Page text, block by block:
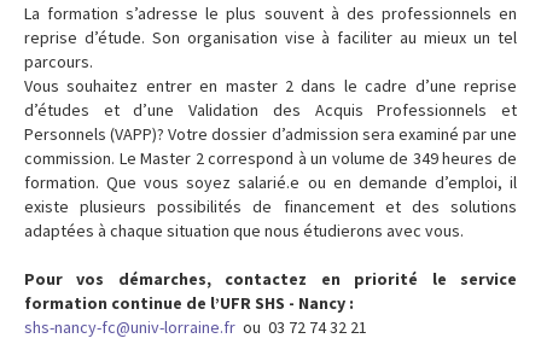
La formation s’adresse le plus souvent à des professionnels en
reprise d’étude. Son organisation vise à faciliter au mieux un tel
parcours.
Vous souhaitez entrer en master 2 dans le cadre d’une reprise
d’études et d’une Validation des Acquis Professionnels et
Personnels (VAPP)? Votre dossier d’admission sera examiné par une
commission. Le Master 2 correspond à un volume de 349 heures de
formation. Que vous soyez salarié.e ou en demande d’emploi, il
existe plusieurs possibilités de financement et des solutions
adaptées à chaque situation que nous étudierons avec vous.
Pour vos démarches, contactez en priorité le service
formation continue de l’UFR SHS - Nancy :
shs-nancy-fc@univ-lorraine.fr ou 03 72 74 32 21